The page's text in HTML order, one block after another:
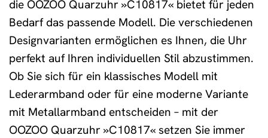
die OOZOO Quarzuhr »C10817« bietet für jeden
Bedarf das passende Modell. Die verschiedenen
Designvarianten ermöglichen es Ihnen, die Uhr
perfekt auf Ihren individuellen Stil abzustimmen.
Ob Sie sich für ein klassisches Modell mit
Lederarmband oder für eine moderne Variante
mit Metallarmband entscheiden – mit der
OOZOO Quarzuhr »C10817« setzen Sie immer